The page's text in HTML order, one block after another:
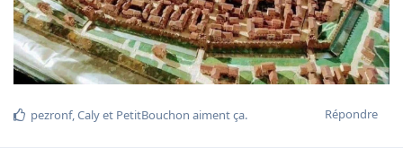
Répondre
pezronf,Calyet PetitBouchon aiment ça.